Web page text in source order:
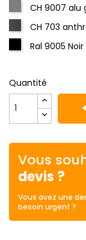
CH 9007 alu
CH 703
Ral 9005 Noir
Quantité
Vous
devis ?
Vous avez une
besoin urgent ?